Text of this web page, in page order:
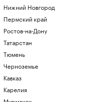
Нижний Новгород
Пермский край
Ростов-на-Дону
Татарстан
Тюмень
Черноземье
Кавказ
Карелия